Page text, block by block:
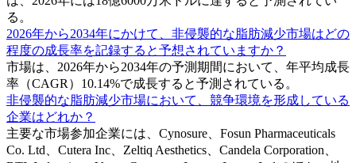
る。
2026年から2034年にかけて、非侵襲的な脂肪減少市場はどの
程度の成長率を記録すると予想されていますか？
市場は、2026年から2034年の予測期間において、年平均成長
率（CAGR）10.14%で成長すると予測されている。
非侵襲的な脂肪減少市場において、競争環境を形成している
企業はどれか？
主要な市場参加企業には、Cynosure、Fosun Pharmaceuticals
Co. Ltd、Cutera Inc、Zeltiq Aesthetics、Candela Corporation、